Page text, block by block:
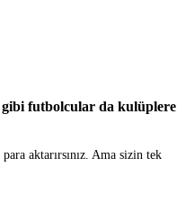
gibi futbolcular da kulüplere
aktarırsınız. Ama sizin tek